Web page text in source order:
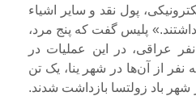
پول نقد و سایر اشیاء
پلیس گفت که پنج مرد،
عراقی، در این عملیات در
از آن‌ها در شهر ینا، یک تن
باد زولتسا بازداشت شدند.